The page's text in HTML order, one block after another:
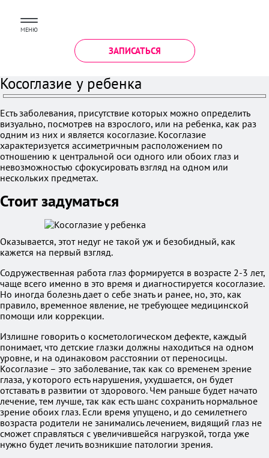
МЕНЮ
ЗАПИСАТЬСЯ
Косоглазие у ребенка
Есть заболевания, присутствие которых можно определить
визуально, посмотрев на взрослого, или на ребенка, как раз
одним из них и является косоглазие. Косоглазие
характеризуется ассиметричным расположением по
отношению к центральной оси одного или обоих глаз и
невозможностью сфокусировать взгляд на одном или
нескольких предметах.
Стоит задуматься
Оказывается, этот недуг не такой уж и безобидный, как
кажется на первый взгляд.
Содружественная работа глаз формируется в возрасте 2-3 лет,
чаще всего именно в это время и диагностируется косоглазие.
Но иногда болезнь дает о себе знать и ранее, но, это, как
правило, временное явление, не требующее медицинской
помощи или коррекции.
Излишне говорить о косметологическом дефекте, каждый
понимает, что детские глазки должны находиться на одном
уровне, и на одинаковом расстоянии от переносицы.
Косоглазие – это заболевание, так как со временем зрение
глаза, у которого есть нарушения, ухудшается, он будет
отставать в развитии от здорового. Чем раньше будет начато
лечение, тем лучше, так как есть шанс сохранить нормальное
зрение обоих глаз. Если время упущено, и до семилетнего
возраста родители не занимались лечением, видящий глаз не
сможет справляться с увеличившейся нагрузкой, тогда уже
нужно будет лечить возникшие патологии зрения.